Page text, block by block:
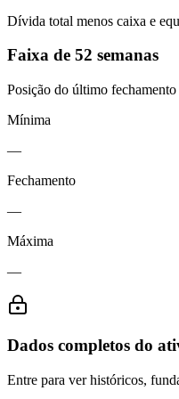
Dívida total menos caixa e
Faixa de 52 semanas
Posição do último
Mínima
—
Fechamento
—
Máxima
—
Dados completos do
Entre para ver históricos,